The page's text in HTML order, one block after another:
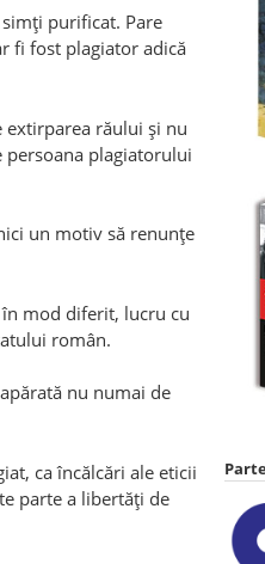
purificat. Pare
fi fost plagiator adică
extirparea răului şi nu
persoana plagiatorului
un motiv să renunţe
mod diferit, lucru cu
român.
nu numai de
ca încălcări ale eticii
parte a libertăţi de